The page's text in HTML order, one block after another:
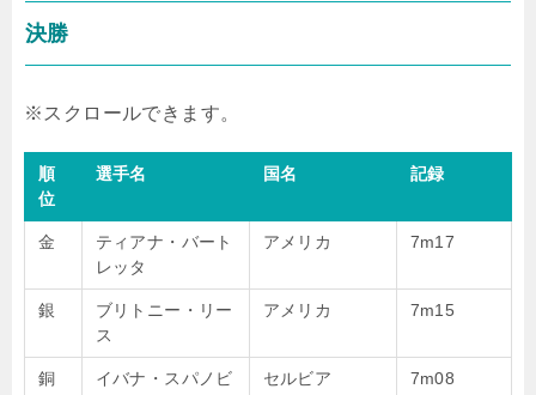
決勝
順
位
選手名 国名 記録
金
ティアナ・バート
レッタ
アメリカ 7m17
銀
ブリトニー・リー
ス
アメリカ 7m15
銅
イバナ・スパノビ
セルビア 7m08